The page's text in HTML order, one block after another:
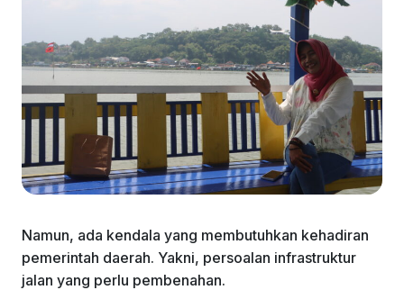
Namun, ada kendala yang membutuhkan kehadiran
pemerintah daerah. Yakni, persoalan infrastruktur
jalan yang perlu pembenahan.